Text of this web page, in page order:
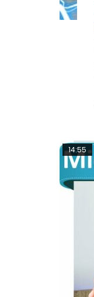
14:55